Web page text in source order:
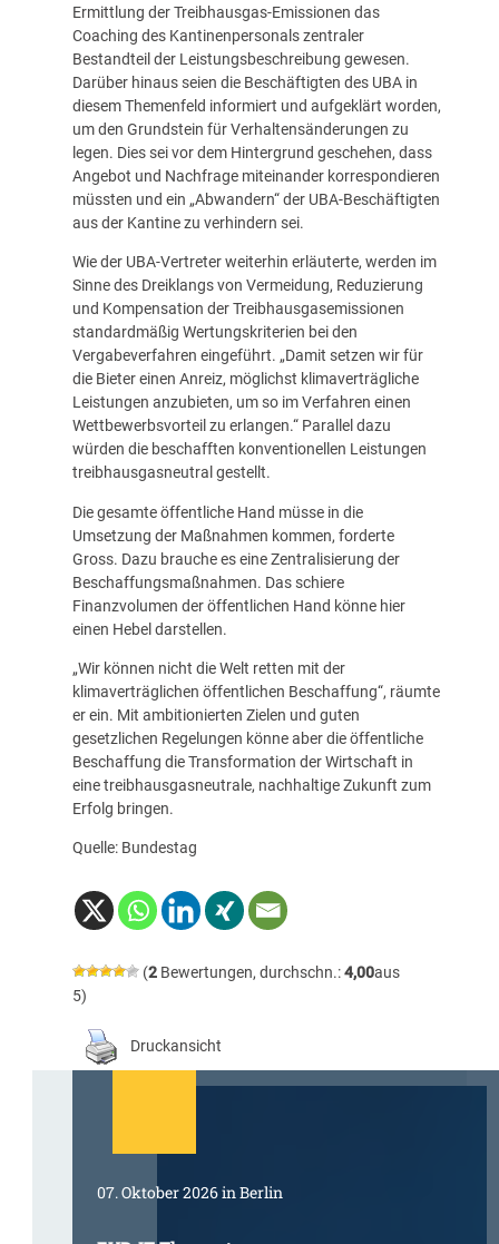
Ermittlung der Treibhausgas-Emissionen das
Coaching des Kantinenpersonals zentraler
Bestandteil der Leistungsbeschreibung gewesen.
Darüber hinaus seien die Beschäftigten des UBA in
diesem Themenfeld informiert und aufgeklärt worden,
um den Grundstein für Verhaltensänderungen zu
legen. Dies sei vor dem Hintergrund geschehen, dass
Angebot und Nachfrage miteinander korrespondieren
müssten und ein „Abwandern“ der UBA-Beschäftigten
aus der Kantine zu verhindern sei.
Wie der UBA-Vertreter weiterhin erläuterte, werden im
Sinne des Dreiklangs von Vermeidung, Reduzierung
und Kompensation der Treibhausgasemissionen
standardmäßig Wertungskriterien bei den
Vergabeverfahren eingeführt. „Damit setzen wir für
die Bieter einen Anreiz, möglichst klimaverträgliche
Leistungen anzubieten, um so im Verfahren einen
Wettbewerbsvorteil zu erlangen.“ Parallel dazu
würden die beschafften konventionellen Leistungen
treibhausgasneutral gestellt.
Die gesamte öffentliche Hand müsse in die
Umsetzung der Maßnahmen kommen, forderte
Gross. Dazu brauche es eine Zentralisierung der
Beschaffungsmaßnahmen. Das schiere
Finanzvolumen der öffentlichen Hand könne hier
einen Hebel darstellen.
„Wir können nicht die Welt retten mit der
klimaverträglichen öffentlichen Beschaffung“, räumte
er ein. Mit ambitionierten Zielen und guten
gesetzlichen Regelungen könne aber die öffentliche
Beschaffung die Transformation der Wirtschaft in
eine treibhausgasneutrale, nachhaltige Zukunft zum
Erfolg bringen.
Quelle: Bundestag
(2Bewertungen, durchschn.:4,00aus
5)
Druckansicht
07. Oktober 2026 in Berlin